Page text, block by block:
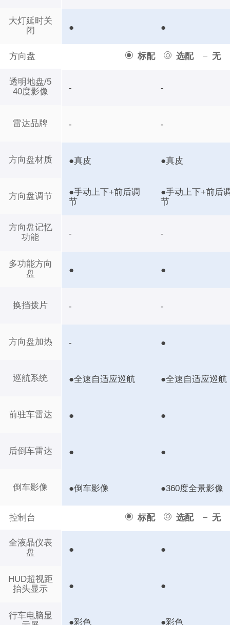
大灯延时关
闭
方向盘 标配 选配 无
透明地盘/5
40度影像
雷达品牌
方向盘材质
方向盘调节
方向盘记忆
功能
多功能方向
盘
换挡拨片
方向盘加热
巡航系统
前驻车雷达
后倒车雷达
倒车影像
控制台 标配 选配 无
全液晶仪表
盘
HUD超视距
抬头显示
行车电脑显
● ●
- -
- -
●真皮 ●真皮
●手动上下+前后调
节
●手动上下+前后
节
- -
● ●
- -
- ●
●全速自适应巡航 ●全速自适应巡航
● ●
● ●
●倒车影像 ●360度全景影像
● ●
● ●
●彩色 ●彩色